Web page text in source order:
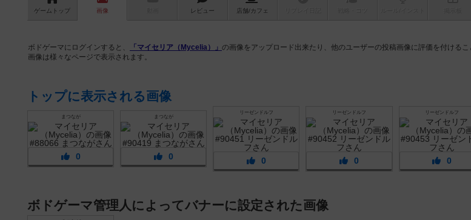
ゲーム トップ 画像 レビュー 店舗/カフェ
ボドゲーマにログインすると、 「マイセリア（Mycelia）」 の画像をアップロード出来たり、他のユーザーの投稿画像に評価を付ける
画像は様々なページで表示されます。
トップに表示される画像
まつなが
0
まつなが
0
リーゼンドルフ
0
リーゼンドルフ
0
リーゼンドルフ
0
ボドゲーマ管理人によってバナーに設定された画像